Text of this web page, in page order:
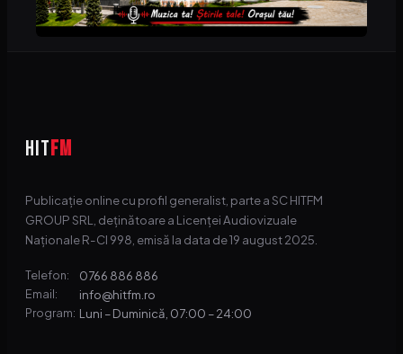
HITFM
Publicație online cu profil generalist, parte a SC HITFM
GROUP SRL, deținătoare a Licenței Audiovizuale
Naționale R-CI 998, emisă la data de 19 august 2025.
Telefon: 0766 886 886
Email: info@hitfm.ro
Program: Luni – Duminică, 07:00 – 24:00